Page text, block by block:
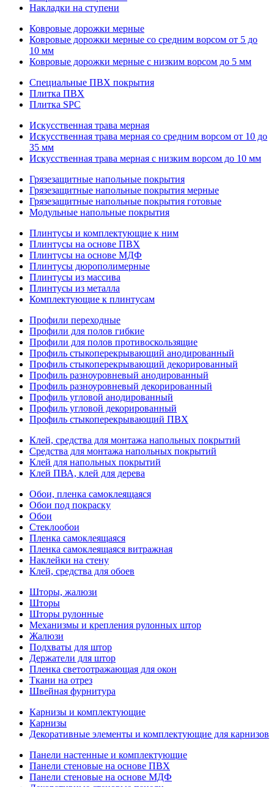
Накладки на ступени
Ковровые дорожки мерные
Ковровые дорожки мерные со средним ворсом от 5 до
10 мм
Ковровые дорожки мерные с низким ворсом до 5 мм
Специальные ПВХ покрытия
Плитка ПВХ
Плитка SPC
Искуccтвенная трава мерная
Искусственная трава мерная со средним ворсом от 10 до
35 мм
Искусственная трава мерная с низким ворсом до 10 мм
Грязезащитные напольные покрытия
Грязезащитные напольные покрытия мерные
Грязезащитные напольные покрытия готовые
Модульные напольные покрытия
Плинтусы и комплектующие к ним
Плинтусы на основе ПВХ
Плинтусы на основе МДФ
Плинтусы дюрополимерные
Плинтусы из массива
Плинтусы из металла
Комплектующие к плинтусам
Профили переходные
Профили для полов гибкие
Профили для полов противоскользящие
Профиль стыкоперекрывающий анодированный
Профиль стыкоперекрывающий декорированный
Профиль разноуровневый анодированный
Профиль разноуровневый декорированный
Профиль угловой анодированный
Профиль угловой декорированный
Профиль стыкоперекрывающий ПВХ
Клей, средства для монтажа напольных покрытий
Средства для монтажа напольных покрытий
Клей для напольных покрытий
Клей ПВА, клей для дерева
Обои, пленка самоклеящаяся
Обои под покраску
Обои
Стеклообои
Пленка самоклеящаяся
Пленка самоклеящаяся витражная
Наклейки на стену
Клей, средства для обоев
Шторы, жалюзи
Шторы
Шторы рулонные
Механизмы и крепления рулонных штор
Жалюзи
Подхваты для штор
Держатели для штор
Пленка светоотражающая для окон
Ткани на отрез
Швейная фурнитура
Карнизы и комплектующие
Карнизы
Декоративные элементы и комплектующие для карнизов
Панели настенные и комплектующие
Панели стеновые на основе ПВХ
Панели стеновые на основе МДФ